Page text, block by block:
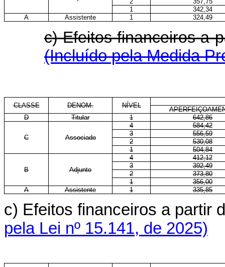
1
342,34
A
Assistente 1 324,49
c) Efeitos financeiros
(Incluído pela Medida
CLASSE DENOM. NÍVEL
D
Titular 1 642,86
C Associado
4
584,42
3
556,59
2
530,08
1
504,84
B Adjunto
4
412,12
3
392,49
2
373,80
1
356,00
A
Assistente 1 335,85
c) Efeitos financeiros a
pela Lei nº 15.141, de 2025)